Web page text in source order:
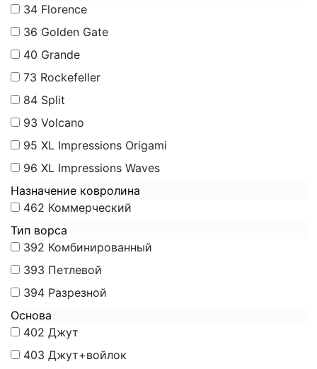
34 Florence
36 Golden Gate
40 Grande
73 Rockefeller
84 Split
93 Volcano
95 XL Impressions Origami
96 XL Impressions Waves
Назначение ковролина
462 Коммерческий
Тип ворса
392 Комбинированный
393 Петлевой
394 Разрезной
Основа
402 Джут
403 Джут+войлок